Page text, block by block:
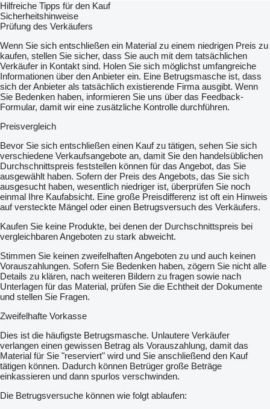
Hilfreiche Tipps für den Kauf
Sicherheitshinweise
Prüfung des Verkäufers
Wenn Sie sich entschließen ein Material zu einem niedrigen Preis zu
kaufen, stellen Sie sicher, dass Sie auch mit dem tatsächlichen
Verkäufer in Kontakt sind. Holen Sie sich möglichst umfangreiche
Informationen über den Anbieter ein. Eine Betrugsmasche ist, dass
sich der Anbieter als tatsächlich existierende Firma ausgibt. Wenn
Sie Bedenken haben, informieren Sie uns über das Feedback-
Formular, damit wir eine zusätzliche Kontrolle durchführen.
Preisvergleich
Bevor Sie sich entschließen einen Kauf zu tätigen, sehen Sie sich
verschiedene Verkaufsangebote an, damit Sie den handelsüblichen
Durchschnittspreis feststellen können für das Angebot, das Sie
ausgewählt haben. Sofern der Preis des Angebots, das Sie sich
ausgesucht haben, wesentlich niedriger ist, überprüfen Sie noch
einmal Ihre Kaufabsicht. Eine große Preisdifferenz ist oft ein Hinweis
auf versteckte Mängel oder einen Betrugsversuch des Verkäufers.
Kaufen Sie keine Produkte, bei denen der Durchschnittspreis bei
vergleichbaren Angeboten zu stark abweicht.
Stimmen Sie keinen zweifelhaften Angeboten zu und auch keinen
Vorauszahlungen. Sofern Sie Bedenken haben, zögern Sie nicht alle
Details zu klären, nach weiteren Bildern zu fragen sowie nach
Unterlagen für das Material, prüfen Sie die Echtheit der Dokumente
und stellen Sie Fragen.
Zweifelhafte Vorkasse
Dies ist die häufigste Betrugsmasche. Unlautere Verkäufer
verlangen einen gewissen Betrag als Vorauszahlung, damit das
Material für Sie "reserviert" wird und Sie anschließend den Kauf
tätigen können. Dadurch können Betrüger große Beträge
einkassieren und dann spurlos verschwinden.
Die Betrugsversuche können wie folgt ablaufen: